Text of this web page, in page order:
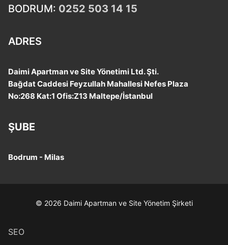
BODRUM: 0252 503 14 15
ADRES
Daimi Apartman ve Site Yönetimi Ltd. Şti.
Bağdat Caddesi Feyzullah Mahallesi Nefes Plaza
No:268 Kat:1 Ofis:Z13 Maltepe/İstanbul
ŞUBE
Bodrum - Milas
© 2026 Daimi Apartman ve Site Yönetim Şirketi
SEO